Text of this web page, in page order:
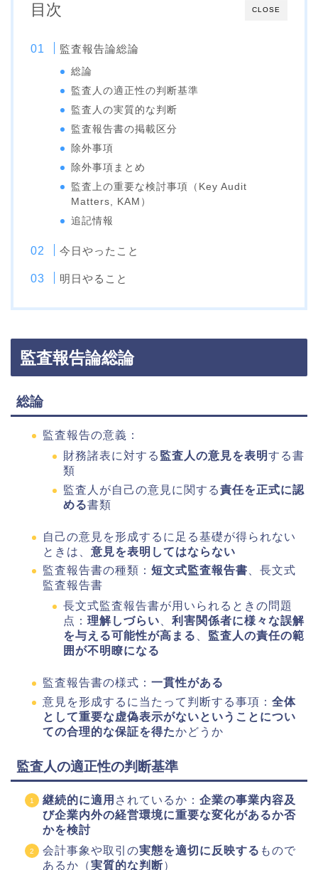
CLOSE
目次
監査報告論総論
総論
監査人の適正性の判断基準
監査人の実質的な判断
監査報告書の掲載区分
除外事項
除外事項まとめ
監査上の重要な検討事項（Key Audit
Matters, KAM）
追記情報
今日やったこと
明日やること
監査報告論総論
総論
監査報告の意義：
財務諸表に対する 監査人の意見を表明する書
類
監査人が自己の意見に関する責任を正式に認
める書類
自己の意見を形成するに足る基礎が得られない
ときは、 意見を表明してはならない
監査報告書の種類： 短文式監査報告書 、長文式
監査報告書
長文式監査報告書が用いられるときの問題
点： 理解しづらい
利害関係者に様々な誤解
を与える可能性が高まる
監査人の責任の範
囲が不明瞭になる
監査報告書の様式： 一貫性がある
意見を形成するに当たって判断する事項： 全体
として重要な虚偽表示がないということについ
ての合理的な保証を得たかどうか
監査人の適正性の判断基準
継続的に適用 されているか： 企業の事業内容及
び企業内外の経営環境に重要な変化があるか否
かを検討
会計事象や取引の実態を適切に反映する もので
あるか（実質的な判断）